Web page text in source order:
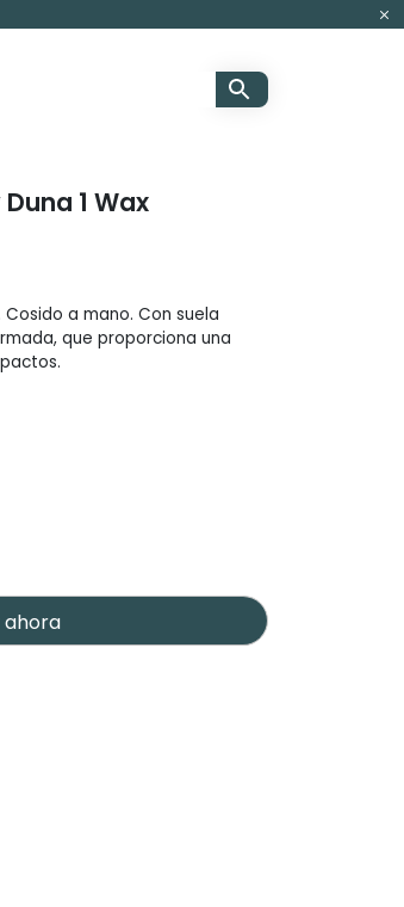
1 Wax
a mano. Con suela
que proporciona una